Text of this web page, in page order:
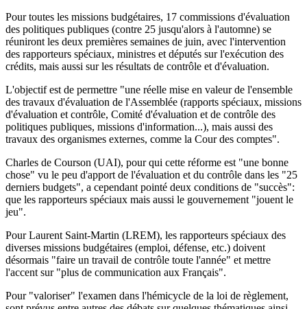
Pour toutes les missions budgétaires, 17 commissions d'évaluation
des politiques publiques (contre 25 jusqu'alors à l'automne) se
réuniront les deux premières semaines de juin, avec l'intervention
des rapporteurs spéciaux, ministres et députés sur l'exécution des
crédits, mais aussi sur les résultats de contrôle et d'évaluation.
L'objectif est de permettre "une réelle mise en valeur de l'ensemble
des travaux d'évaluation de l'Assemblée (rapports spéciaux, missions
d'évaluation et contrôle, Comité d'évaluation et de contrôle des
politiques publiques, missions d'information...), mais aussi des
travaux des organismes externes, comme la Cour des comptes".
Charles de Courson (UAI), pour qui cette réforme est "une bonne
chose" vu le peu d'apport de l'évaluation et du contrôle dans les "25
derniers budgets", a cependant pointé deux conditions de "succès":
que les rapporteurs spéciaux mais aussi le gouvernement "jouent le
jeu".
Pour Laurent Saint-Martin (LREM), les rapporteurs spéciaux des
diverses missions budgétaires (emploi, défense, etc.) doivent
désormais "faire un travail de contrôle toute l'année" et mettre
l'accent sur "plus de communication aux Français".
Pour "valoriser" l'examen dans l'hémicycle de la loi de règlement,